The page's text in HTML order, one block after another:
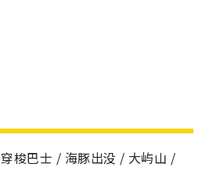
穿梭巴士 / 海豚出没 / 大屿山 /